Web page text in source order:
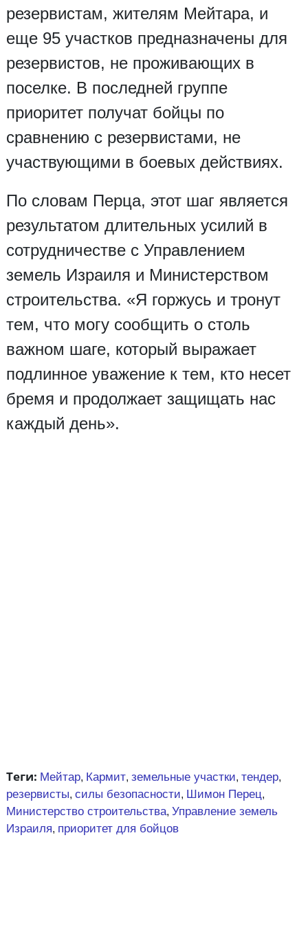
резервистам, жителям Мейтара, и
еще 95 участков предназначены для
резервистов, не проживающих в
поселке. В последней группе
приоритет получат бойцы по
сравнению с резервистами, не
участвующими в боевых действиях.
По словам Перца, этот шаг является
результатом длительных усилий в
сотрудничестве с Управлением
земель Израиля и Министерством
строительства. «Я горжусь и тронут
тем, что могу сообщить о столь
важном шаге, который выражает
подлинное уважение к тем, кто несет
бремя и продолжает защищать нас
каждый день».
Теги: Мейтар, Кармит, земельные участки, тендер,
резервисты, силы безопасности, Шимон Перец,
Министерство строительства, Управление земель
Израиля, приоритет для бойцов